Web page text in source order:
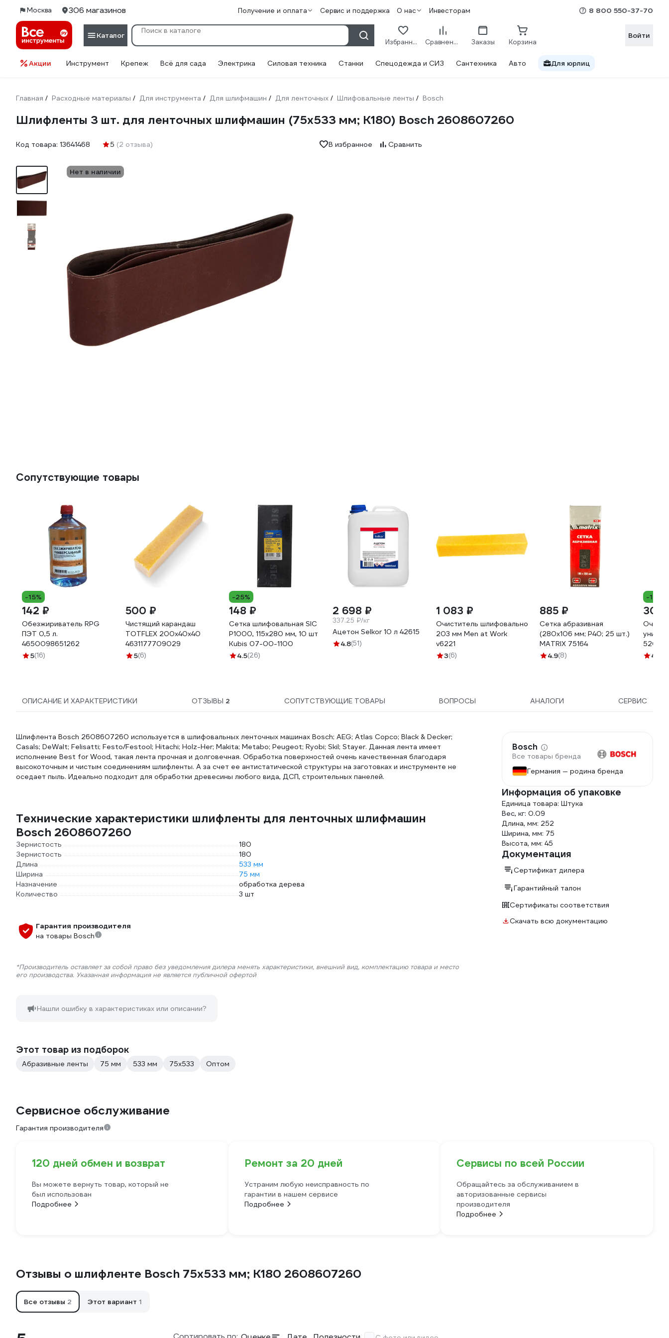
Москва 306 магазинов Получение и оплата Сервис и поддержка О нас Инвесторам 8 800 550-37-70
Каталог
Избранное Сравнение Заказы Корзина
Войти
Акции Инструмент Крепеж Всё для сада Электрика Силовая техника Станки Спецодежда и СИЗ Сантехника Авто Для юрлиц
Главная / Расходные материалы / Для инструмента / Для шлифмашин / Для ленточных / Шлифовальные ленты / Bosch
Шлифленты 3 шт. для ленточных шлифмашин (75х533 мм; К180) Bosch 2608607260
Код товара: 13641468 5 (2 отзыва) В избранное Сравнить
Нет в наличии
Сопутствующие товары
-15%
142 ₽
Обезжириватель RPG
ПЭТ 0,5 л.
4650098651262
5(16)
500 ₽
Чистящий карандаш
TOTFLEX 200x40x40
4631177709029
5(6)
-25%
148 ₽
Сетка шлифовальная SIC
P1000, 115х280 мм, 10 шт
Kubis 07-00-1100
4.5(26)
2 698 ₽
337.25 ₽/кг
Ацетон Selkor 10 л 42615
4.8(51)
1 083 ₽
Очиститель шлифовальной ленты
203 мм Men at Work
v6221
3(6)
885 ₽
Сетка абразивная
(280х106 мм; P40; 25 шт.)
MATRIX 75164
4.9(8)
-15%
307
520мл
85-
4.6
ОПИСАНИЕ И ХАРАКТЕРИСТИКИ ОТЗЫВЫ 2 СОПУТСТВУЮЩИЕ ТОВАРЫ ВОПРОСЫ АНАЛОГИ СЕРВИС
Шлифлента Bosch 2608607260 используется в шлифовальных ленточных машинах Bosch; AEG; Atlas Copco; Black & Decker;
Casals; DeWalt; Felisatti; Festo/Festool; Hitachi; Holz-Her; Makita; Metabo; Peugeot; Ryobi; Skil; Stayer. Данная лента имеет
исполнение Best for Wood, такая лента прочная и долговечная. Обработка поверхностей очень качественная благодаря
высокоточным и чистым соединениям шлифленты. А за счет ее антистатической структуры на заготовках и инструменте не
оседает пыль. Идеально подходит для обработки древесины любого вида, ДСП, строительных панелей.
Технические характеристики шлифленты для ленточных шлифмашин
Bosch 2608607260
Зернистость
180
Зернистость
180
Длина
533 мм
Ширина
75 мм
Назначение
обработка дерева
Количество
3 шт
Гарантия производителя
на товары Bosch
*Производитель оставляет за собой право без уведомления дилера менять характеристики, внешний вид, комплектацию товара и место
его производства. Указанная информация не является публичной офертой
Нашли ошибку в характеристиках или описании?
Bosch
Все товары бренда
Германия — родина бренда
Информация об упаковке
Единица товара: Штука
Вес, кг: 0.09
Длина, мм: 252
Ширина, мм: 75
Высота, мм: 45
Документация
Сертификат дилера
Гарантийный талон
Сертификаты соответствия
Скачать всю документацию
Этот товар из подборок
Абразивные ленты 75 мм 533 мм 75х533 Оптом
Сервисное обслуживание
Гарантия производителя
120 дней обмен и возврат
Вы можете вернуть товар, который не
был использован
Подробнее
Ремонт за 20 дней
Устраним любую неисправность по
гарантии в нашем сервисе
Подробнее
Сервисы по всей России
Обращайтесь за обслуживанием в
авторизованные сервисы
производителя
Подробнее
Отзывы о шлифленте Bosch 75х533 мм; К180 2608607260
Все отзывы 2 Этот вариант 1